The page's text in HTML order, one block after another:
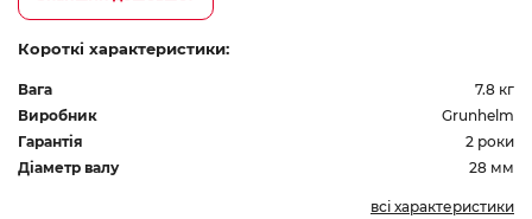
Короткі характеристики:
Вага
7.8 кг
Виробник
Grunhelm
Гарантія
2 роки
Діаметр валу
28 мм
всі характеристики